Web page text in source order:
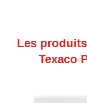
Les
Texaco